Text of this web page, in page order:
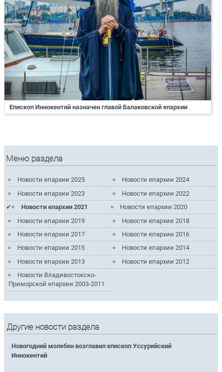
Епископ Иннокентий назначен главой Балаковской епархии
Меню раздела
Новости епархии 2025
Новости епархии 2024
Новости епархии 2023
Новости епархии 2022
Новости епархии 2021
Новости епархии 2020
Новости епархии 2019
Новости епархии 2018
Новости епархии 2017
Новости епархии 2016
Новости епархии 2015
Новости епархии 2014
Новости епархии 2013
Новости епархии 2012
Новости Владивостокско-
Приморской епархии 2003-2011
Другие новости раздела
Новогодний молебен возглавил епископ Уссурийский
Иннокентий